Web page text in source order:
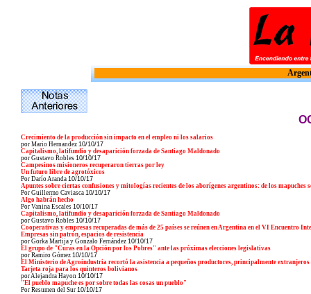
Crecimiento de la producción sin impacto en el empleo ni los salarios
por Mario Hernandez 10/10/17
Capitalismo, latifundio y desaparición forzada de Santiago Maldonado
por Gustavo Robles 10/10/17
Campesinos misioneros recuperaron tierras por ley
Un futuro libre de agrotóxicos
Por Darío Aranda 10/10/17
Apuntes sobre ciertas confusiones y mitologías recientes de los aborígenes argentinos: de los
Por Guillermo Caviasca 10/10/17
Algo habrán hecho
Por Vanina Escales 10/10/17
Capitalismo, latifundio y desaparición forzada de Santiago Maldonado
por Gustavo Robles 10/10/17
Cooperativas y empresas recuperadas de más de 25 países se reúnen en Argentina en el VI Encuentro
Empresas sin patrón, espacios de resistencia
por Gorka Martija y Gonzalo Fernández 10/10/17
El grupo de "Curas en la Opción por los Pobres" ante las próximas elecciones legislativas
por Ramiro Gómez 10/10/17
El Ministerio de Agroindustria recortó la asistencia a pequeños productores, principalmente extranjeros
Tarjeta roja para los quinteros bolivianos
por Alejandra Hayon 10/10/17
"El pueblo mapuche es por sobre todas las cosas un pueblo"
Por Resumen del Sur 10/10/17